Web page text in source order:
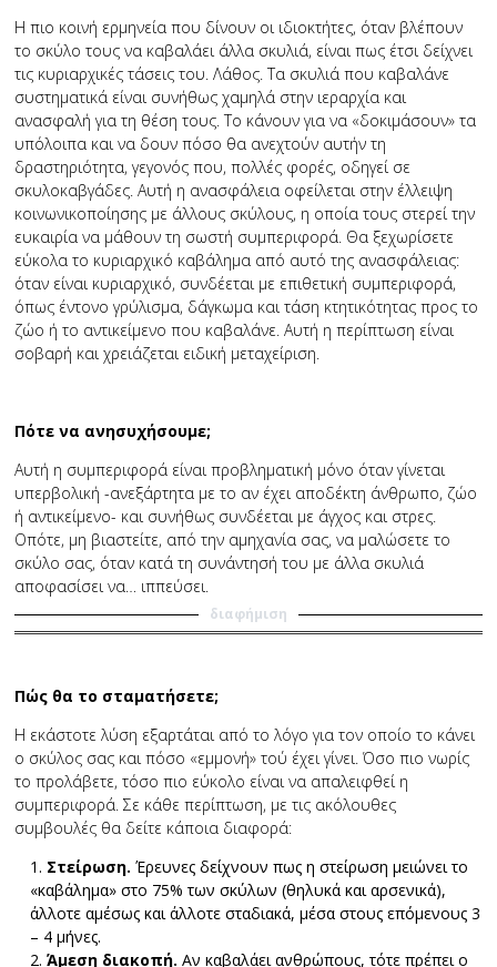
Η πιο κοινή ερμηνεία που δίνουν οι ιδιοκτήτες, όταν βλέπουν
το σκύλο τους να καβαλάει άλλα σκυλιά, είναι πως έτσι δείχνει
τις κυριαρχικές τάσεις του. Λάθος. Τα σκυλιά που καβαλάνε
συστηματικά είναι συνήθως χαμηλά στην ιεραρχία και
ανασφαλή για τη θέση τους. Το κάνουν για να «δοκιμάσουν» τα
υπόλοιπα και να δουν πόσο θα ανεχτούν αυτήν τη
δραστηριότητα, γεγονός που, πολλές φορές, οδηγεί σε
σκυλοκαβγάδες. Αυτή η ανασφάλεια οφείλεται στην έλλειψη
κοινωνικοποίησης με άλλους σκύλους, η οποία τους στερεί την
ευκαιρία να μάθουν τη σωστή συµπεριφορά. Θα ξεχωρίσετε
εύκολα το κυριαρχικό καβάληµα από αυτό της ανασφάλειας:
όταν είναι κυριαρχικό, συνδέεται µε επιθετική συµπεριφορά,
όπως έντονο γρύλισµα, δάγκωμα και τάση κτητικότητας προς το
ζώο ή το αντικείμενο που καβαλάνε. Αυτή η περίπτωση είναι
σοβαρή και χρειάζεται ειδική μεταχείριση.
Πότε να ανησυχήσουμε;
Αυτή η συμπεριφορά είναι προβληματική μόνο όταν γίνεται
υπερβολική -ανεξάρτητα με το αν έχει αποδέκτη άνθρωπο, ζώο
ή αντικείμενο- και συνήθως συνδέεται με άγχος και στρες.
Οπότε, μη βιαστείτε, από την αμηχανία σας, να μαλώσετε το
σκύλο σας, όταν κατά τη συνάντησή του με άλλα σκυλιά
αποφασίσει να… ιππεύσει.
διαφήμιση
Πώς θα το σταματήσετε;
Η εκάστοτε λύση εξαρτάται από το λόγο για τον οποίο το κάνει
ο σκύλος σας και πόσο «εμμονή» τού έχει γίνει. Όσο πιο νωρίς
το προλάβετε, τόσο πιο εύκολο είναι να απαλειφθεί η
συμπεριφορά. Σε κάθε περίπτωση, με τις ακόλουθες
συμβουλές θα δείτε κάποια διαφορά:
Στείρωση. Έρευνες δείχνουν πως η στείρωση μειώνει το
«καβάλημα» στο 75% των σκύλων (θηλυκά και αρσενικά),
άλλοτε αμέσως και άλλοτε σταδιακά, μέσα στους επόμενους 3
– 4 μήνες.
Άμεση διακοπή. Αν καβαλάει ανθρώπους, τότε πρέπει ο